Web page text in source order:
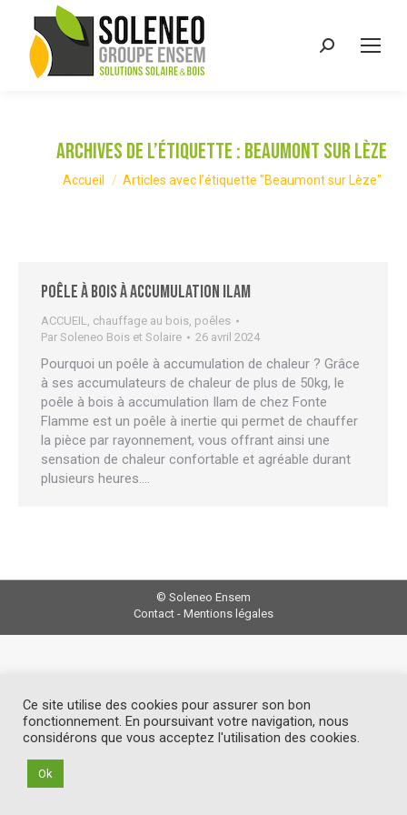
Recherche
Archives de l’étiquette : Beaumont sur Lèze
Vous êtes ici :
Accueil Articles avec l’étiquette "Beaumont sur Lèze"
Poêle à bois à accumulation Ilam
ACCUEIL, chauffage au bois, poêles
Par Soleneo Bois et Solaire 26 avril 2024
Pourquoi un poêle à accumulation de chaleur ? Grâce
à ses accumulateurs de chaleur de plus de 50kg, le
poêle à bois à accumulation Ilam de chez Fonte
Flamme est un poêle à inertie qui permet de chauffer
la pièce par rayonnement, vous offrant ainsi une
sensation de chaleur confortable et agréable durant
plusieurs heures.…
© Soleneo Ensem
Contact - Mentions légales
Ce site utilise des cookies pour assurer son bon
fonctionnement. En poursuivant votre navigation, nous
considérons que vous acceptez l'utilisation des cookies.
Ok